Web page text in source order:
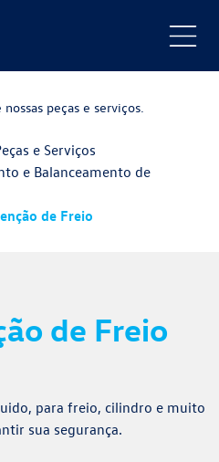
peças e serviços.
e Serviços
e Balanceamento de
de Freio
de Freio
para freio, cilindro e muito
sua segurança.